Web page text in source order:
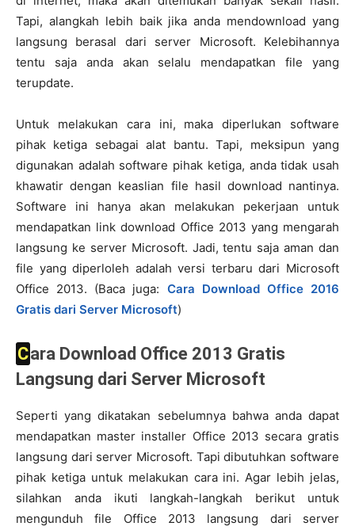
Tapi, alangkah lebih baik jika anda mendownload yang
langsung berasal dari server Microsoft. Kelebihannya
tentu saja anda akan selalu mendapatkan file yang
terupdate.
Untuk melakukan cara ini, maka diperlukan software
pihak ketiga sebagai alat bantu. Tapi, meksipun yang
digunakan adalah software pihak ketiga, anda tidak usah
khawatir dengan keaslian file hasil download nantinya.
Software ini hanya akan melakukan pekerjaan untuk
mendapatkan link download Office 2013 yang mengarah
langsung ke server Microsoft. Jadi, tentu saja aman dan
file yang diperloleh adalah versi terbaru dari Microsoft
Office 2013. (Baca juga: Cara Download Office 2016
Gratis dari Server Microsoft)
Cara Download Office 2013 Gratis
Langsung dari Server Microsoft
Seperti yang dikatakan sebelumnya bahwa anda dapat
mendapatkan master installer Office 2013 secara gratis
langsung dari server Microsoft. Tapi dibutuhkan software
pihak ketiga untuk melakukan cara ini. Agar lebih jelas,
silahkan anda ikuti langkah-langkah berikut untuk
mengunduh file Office 2013 langsung dari server